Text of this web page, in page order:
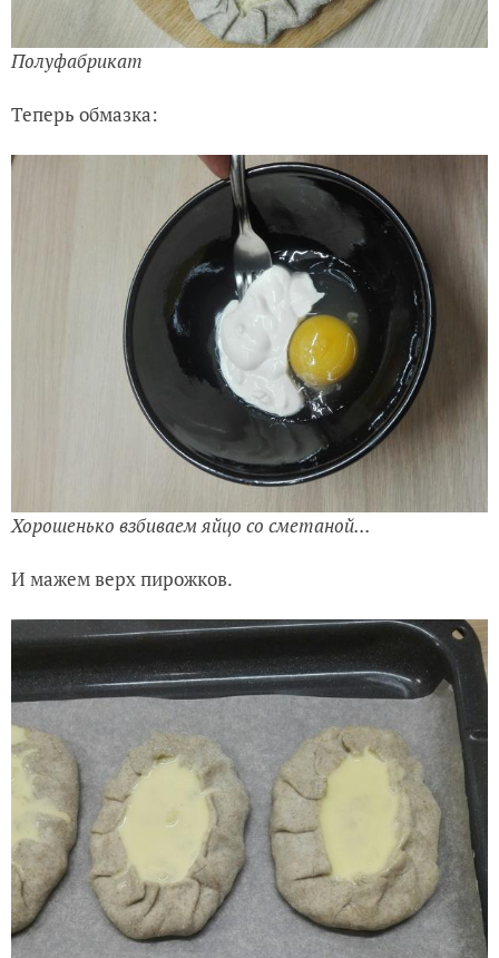
Полуфабрикат
Теперь обмазка:
Хорошенько взбиваем яйцо со сметаной...
И мажем верх пирожков.